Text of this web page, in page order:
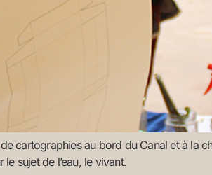
cartographies au bord du Canal et à la
sujet de l’eau, le vivant.